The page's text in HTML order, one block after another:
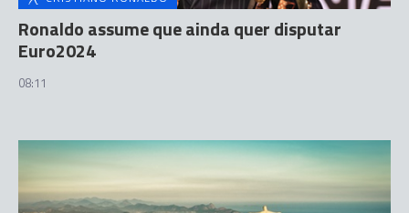
Ronaldo assume que ainda quer disputar
Euro2024
08:11